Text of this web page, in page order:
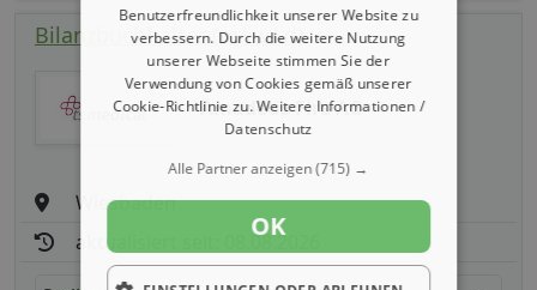
Bilanzbuchhalter (m/ w/ d)
Amadeus Fire AG
Wiesbaden
aktualisiert seit: 08.08.2026
Benutzerfreundlichkeit unserer Website zu
verbessern. Durch die weitere Nutzung
unserer Webseite stimmen Sie der
Verwendung von Cookies gemäß unserer
Cookie-Richtlinie zu.Weitere Informationen /
Datenschutz
Alle Partner anzeigen(715) →
OK